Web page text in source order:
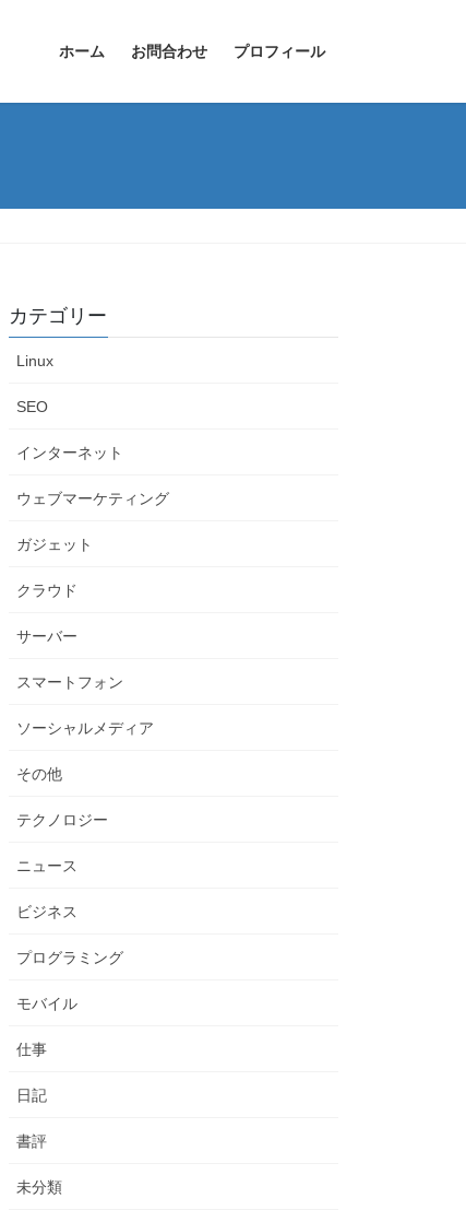
ホーム お問合わせ プロフィール
カテゴリー
Linux
SEO
インターネット
ウェブマーケティング
ガジェット
クラウド
サーバー
スマートフォン
ソーシャルメディア
その他
テクノロジー
ニュース
ビジネス
プログラミング
モバイル
仕事
日記
書評
未分類